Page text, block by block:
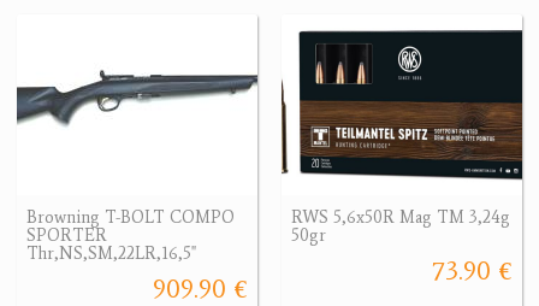
Browning T-BOLT COMPO
SPORTER
Thr,NS,SM,22LR,16,5"
909.90 €
RWS 5,6x50R Mag TM 3,24g
50gr
73.90 €